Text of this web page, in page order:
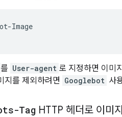
Image
를 User-agent 로 지정하면 이미
지를 제외하려면 Googlebot 사
Tag HTTP 헤더로 이미